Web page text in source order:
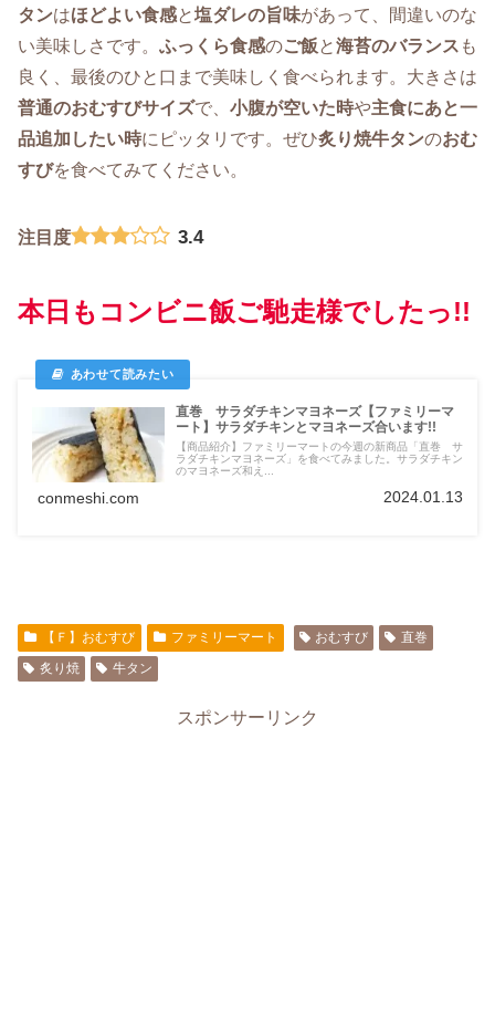
タンはほどよい食感と塩ダレの旨味があって、間違いのな
い美味しさです。 ふっくら食感のご飯と海苔のバランス も
良く、最後のひと口まで美味しく食べられます。大きさは
普通のおむすびサイズで、 小腹が空いた時や主食にあと一
品追加したい時にピッタリです。ぜひ炙り焼牛タンのおむ
すびを食べてみてください。
注目度 3.4
本日もコンビニ飯ご馳走様でしたっ!!
直巻 サラダチキンマヨネーズ【ファミリーマ
ート】サラダチキンとマヨネーズ合います!!
【商品紹介】ファミリーマートの今週の新商品「直巻 サ
ラダチキンマヨネーズ」を食べてみました。サラダチキン
のマヨネーズ和え...
conmeshi.com 2024.01.13
【Ｆ】おむすび ファミリーマート おむすび
直巻
炙り焼
牛タン
スポンサーリンク